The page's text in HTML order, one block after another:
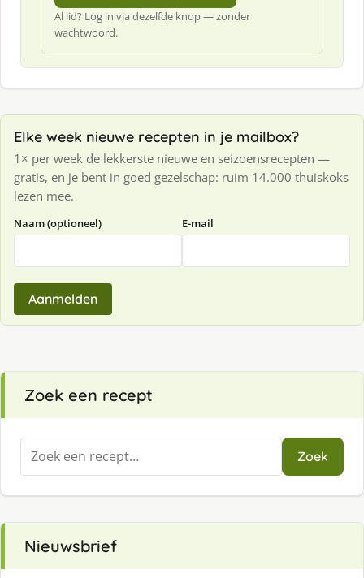
Al lid? Log in via dezelfde knop — zonder
wachtwoord.
Elke week nieuwe recepten in je mailbox?
1× per week de lekkerste nieuwe en seizoensrecepten —
gratis, en je bent in goed gezelschap: ruim 14.000 thuiskoks
lezen mee.
Naam (optioneel) E-mail
Aanmelden
Zoek een recept
Zoeken
naar:
Zoek
Nieuwsbrief